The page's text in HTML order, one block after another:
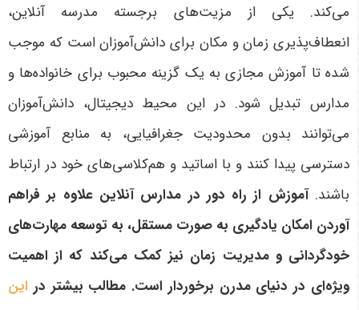
می‌کند. یکی از مزیت‌های برجسته مدرسه آنلاین،
انعطاف‌پذیری زمان و مکان برای دانش‌آموزان است که موجب
شده تا آموزش مجازی به یک گزینه محبوب برای خانواده‌ها و
مدارس تبدیل شود. در این محیط دیجیتال، دانش‌آموزان
می‌توانند بدون محدودیت جغرافیایی، به منابع آموزشی
دسترسی پیدا کنند و با اساتید و هم‌کلاسی‌های خود در ارتباط
باشند.آموزش از راه دور در مدارس آنلاین علاوه بر فراهم
آوردن امکان یادگیری به صورت مستقل، به توسعه مهارت‌های
خودگردانی و مدیریت زمان نیز کمک می‌کند که از اهمیت
ویژه‌ای در دنیای مدرن برخوردار است. مطالب بیشتر در این